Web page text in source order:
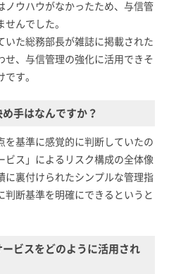
ノウハウがなかったため、与信管
んでした。
いた総務部長が雑誌に掲載された
せ、与信管理の強化に活用できそ
す。
手はなんですか？
を基準に感覚的に判断していたの
ビス」によるリスク構成の全体像
に裏付けられたシンプルな管理指
断基準を明確にできるというと
ビスをどのように活用され